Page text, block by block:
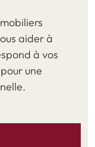
aider à
à vos
une